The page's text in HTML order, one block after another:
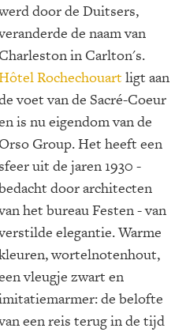
door de Duitsers,
de naam van
Charleston in Carlton's.
Rochechouart ligt aan
voet van de Sacré-Coeur
is nu eigendom van de
Orso Group. Het heeft een
sfeer uit de jaren 1930 -
door architecten
het bureau Festen - van
elegantie. Warme
wortelnotenhout,
vleugje zwart en
de belofte
een reis terug in de tijd